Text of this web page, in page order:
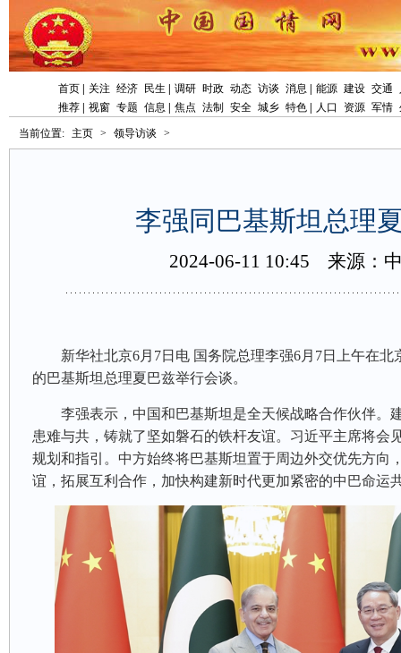
首页 关注 经济 民生 调研 时政 动态 访谈 消息 能源 建设 交通
推荐
视窗 专题 信息 焦点 法制 安全 城乡 特色 人口 资源 军情
当前位置: 主页 > 领导访谈 >
李强同巴基斯坦总理
2024-06-1110:45 来源：
新华社北京6月7日电国务院总理李强6月7日上午在
的巴基斯坦总理夏巴兹举行会谈。
李强表示，中国和巴基斯坦是全天候战略合作伙伴。
患难与共，铸就了坚如磐石的铁杆友谊。习近平主席将会
规划和指引。中方始终将巴基斯坦置于周边外交优先方向
谊，拓展互利合作，加快构建新时代更加紧密的中巴命运